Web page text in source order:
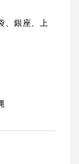
、銀座、上